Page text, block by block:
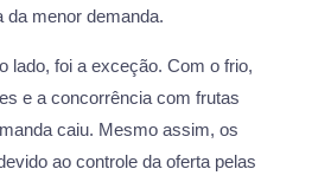
da menor demanda.
lado, foi a exceção. Com o frio,
e a concorrência com frutas
caiu. Mesmo assim, os
ao controle da oferta pelas